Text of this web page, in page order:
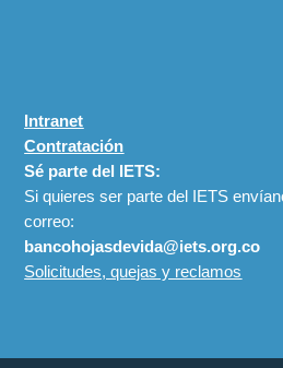
Intranet
Contratación
Sé parte del IETS:
Si quieres ser parte del IETS
correo:
bancohojasdevida@iets.org.co
Solicitudes, quejas y reclamos